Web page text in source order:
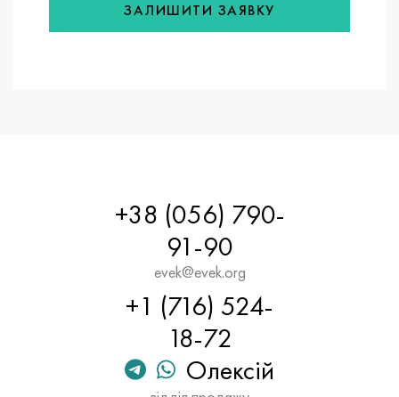
ЗАЛИШИТИ ЗАЯВКУ
+38 (056) 790-
91-90
evek@evek.org
+1 (716) 524-
18-72
Олексій